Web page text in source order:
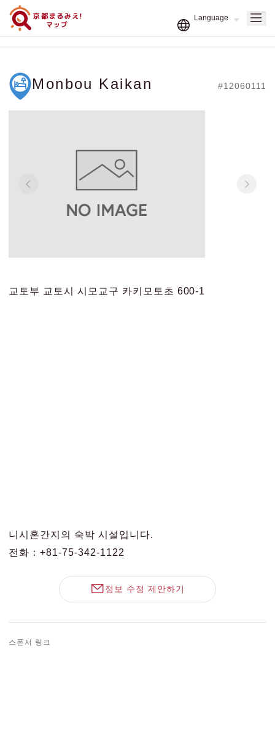
Monbou Kaikan #12060111
교토부 교토시 시모교구 카키모토초 600-1
니시혼간지의 숙박 시설입니다.
전화：+81-75-342-1122
정보 수정 제안하기
스폰서 링크